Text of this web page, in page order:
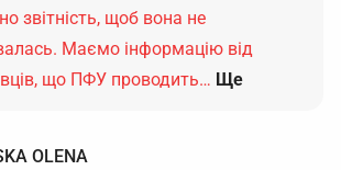
звітність, щоб вона не
Маємо інформацію від
що ПФУ проводить… Ще
OLENA